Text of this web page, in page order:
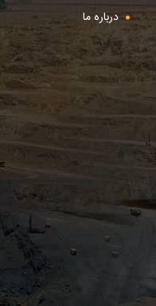
درباره ما